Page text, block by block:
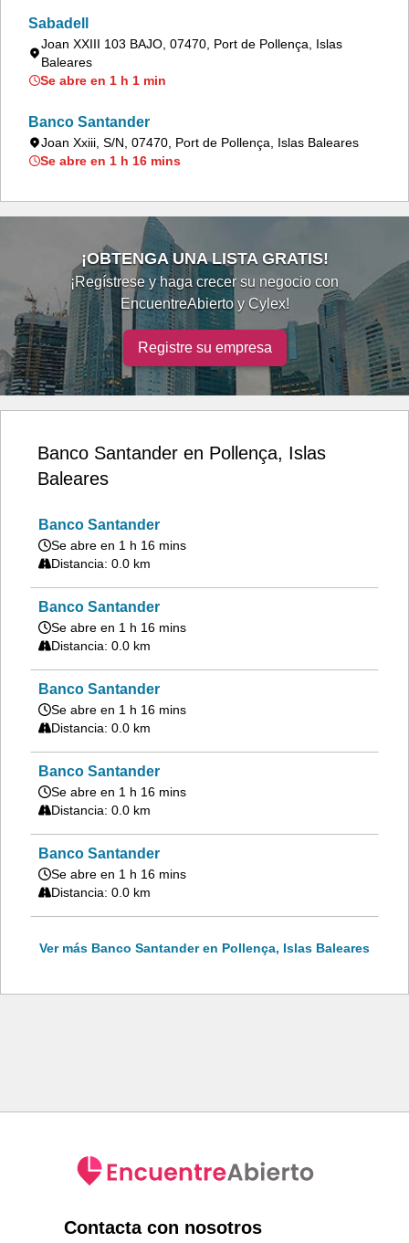
Sabadell
Joan XXIII 103 BAJO, 07470, Port de Pollença, Islas
Baleares
Se abre en 1 h 1 min
Banco Santander
Joan Xxiii, S/N, 07470, Port de Pollença, Islas Baleares
Se abre en 1 h 16 mins
¡OBTENGA UNA LISTA GRATIS!
¡Regístrese y haga crecer su negocio con
EncuentreAbierto y Cylex!
Registre su empresa
Banco Santander en Pollença, Islas
Baleares
Banco Santander
Se abre en 1 h 16 mins
Distancia: 0.0 km
Banco Santander
Se abre en 1 h 16 mins
Distancia: 0.0 km
Banco Santander
Se abre en 1 h 16 mins
Distancia: 0.0 km
Banco Santander
Se abre en 1 h 16 mins
Distancia: 0.0 km
Banco Santander
Se abre en 1 h 16 mins
Distancia: 0.0 km
Ver más Banco Santander en Pollença, Islas Baleares
Contacta con nosotros